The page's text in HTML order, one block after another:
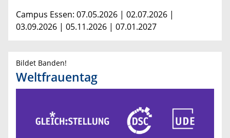
Campus Essen: 07.05.2026 | 02.07.2026 |
03.09.2026 | 05.11.2026 | 07.01.2027
Bildet Banden!
Weltfrauentag